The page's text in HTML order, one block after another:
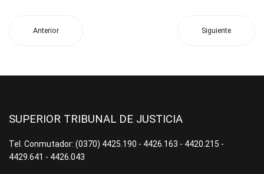
Anterior Siguiente
SUPERIOR TRIBUNAL DE JUSTICIA
Tel. Conmutador: (0370) 4425.190 - 4426.163 - 4420.215 -
4429.641 - 4426.043